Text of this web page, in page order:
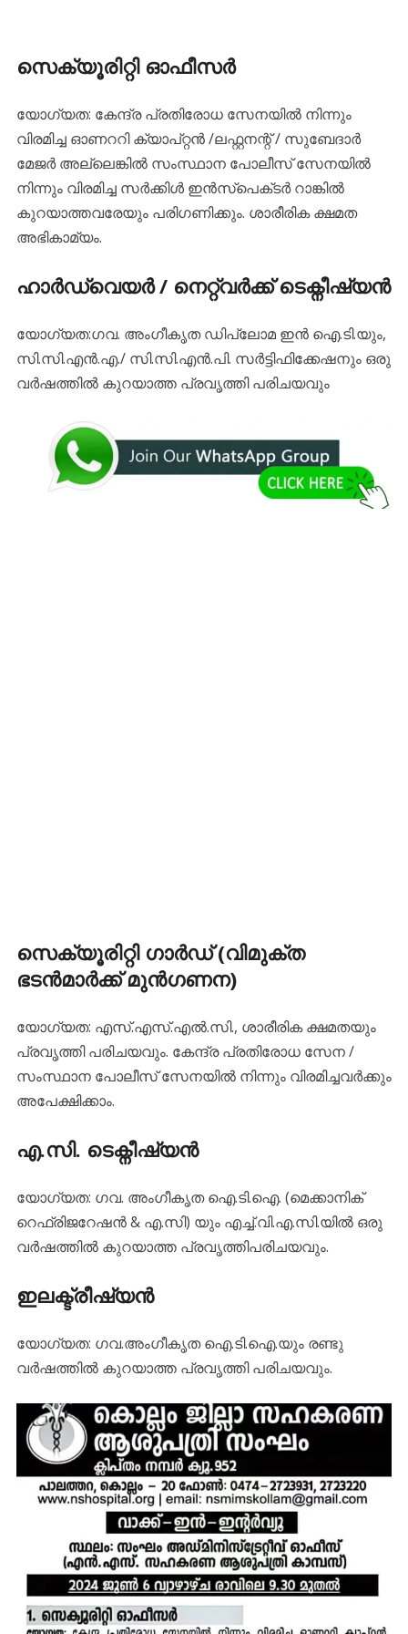
സെക്യൂരിറ്റി ഓഫീസർ
യോഗ്യത: കേന്ദ്ര പ്രതിരോധ സേനയിൽ നിന്നും
വിരമിച്ച ഓണററി ക്യാപ്റ്റൻ /ലഫ്റ്റനന്റ് / സുബേദാർ
മേജർ അല്ലെങ്കിൽ സംസ്ഥാന പോലീസ് സേനയിൽ
നിന്നും വിരമിച്ച സർക്കിൾ ഇൻസ്പെക്‌ടർ റാങ്കിൽ
കുറയാത്തവരേയും പരിഗണിക്കും. ശാരീരിക ക്ഷമത
അഭികാമ്യം.
ഹാർഡ്വെയർ / നെറ്റ‌്വർക്ക് ടെക്ന‌ീഷ്യൻ
യോഗ്യത:ഗവ. അംഗീകൃത ഡിപ്ലോമ ഇൻ ഐ.ടി.യും,
സി.സി.എൻ.എ./ സി.സി.എൻ.പി. സർട്ടിഫിക്കേഷനും ഒരു
വർഷത്തിൽ കുറയാത്ത പ്രവൃത്തി പരിചയവും
സെക്യൂരിറ്റി ഗാർഡ് (വിമുക്ത
ഭടൻമാർക്ക് മുൻഗണന)
യോഗ്യത: എസ്.എസ്.എൽ.സി., ശാരീരിക ക്ഷമതയും
പ്രവൃത്തി പരിചയവും. കേന്ദ്ര പ്രതിരോധ സേന /
സംസ്ഥാന പോലീസ് സേനയിൽ നിന്നും വിരമിച്ചവർക്കും
അപേക്ഷിക്കാം.
എ.സി. ടെക്നീഷ്യൻ
യോഗ്യത: ഗവ. അംഗീകൃത ഐ.ടി.ഐ. (മെക്കാനിക്
റെഫ്രിജറേഷൻ & എ.സി) യും എച്ച്.വി.എ.സി.യിൽ ഒരു
വർഷത്തിൽ കുറയാത്ത പ്രവൃത്തിപരിചയവും.
ഇലക്ട്രീഷ്യൻ
യോഗ്യത: ഗവ.അംഗീകൃത ഐ.ടി.ഐ.യും രണ്ടു
വർഷത്തിൽ കുറയാത്ത പ്രവൃത്തി പരിചയവും.